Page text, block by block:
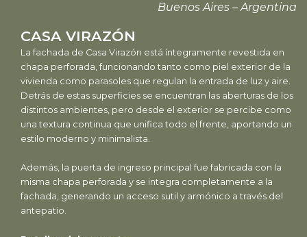
Buenos Aires – Argentina
CASA VIRAZÓN
La fachada de Casa Virazón está íntegramente revestida en
chapa perforada, funcionando tanto como piel exterior de la
vivienda como parasoles que regulan la entrada de luz y aire.
Detrás de estas superficies se encuentran las aberturas de los
distintos ambientes, pero desde el exterior se percibe como
una textura continua que unifica todo el frente, aportando un
estilo moderno y minimalista.
Además, la puerta de ingreso principal fue fabricada con la
misma chapa perforada y se integra completamente a la
fachada, generando un acceso sutil y armónico a través del
antepatio.